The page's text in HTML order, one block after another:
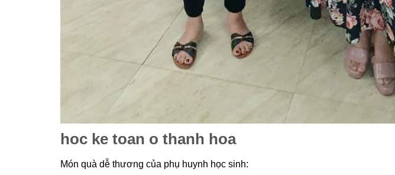
hoc ke toan o thanh hoa
Món quà dễ thương của phụ huynh học sinh: